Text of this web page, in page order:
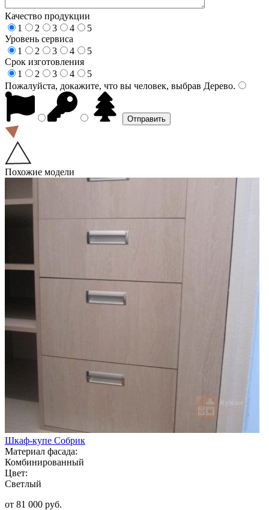
Качество продукции
1
2 3 4
5
Уровень сервиса
1
2 3 4
5
Срок изготовления
1
2 3 4
5
Пожалуйста, докажите, что вы человек, выбрав Дерево.
Похожие модели
Шкаф-купе Собрик
Материал фасада:
Комбинированный
Цвет:
Светлый
от 81 000 руб.